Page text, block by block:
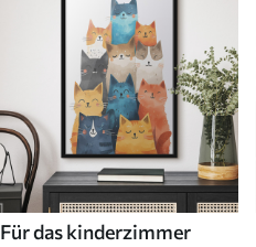
Für das kinderzimmer